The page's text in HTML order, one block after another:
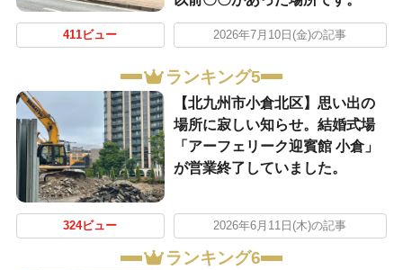
411ビュー 2026年7月10日(金)の記事
ランキング5
【北九州市小倉北区】思い出の
場所に寂しい知らせ。結婚式場
「アーフェリーク迎賓館 小倉」
が営業終了していました。
324ビュー 2026年6月11日(木)の記事
ランキング6